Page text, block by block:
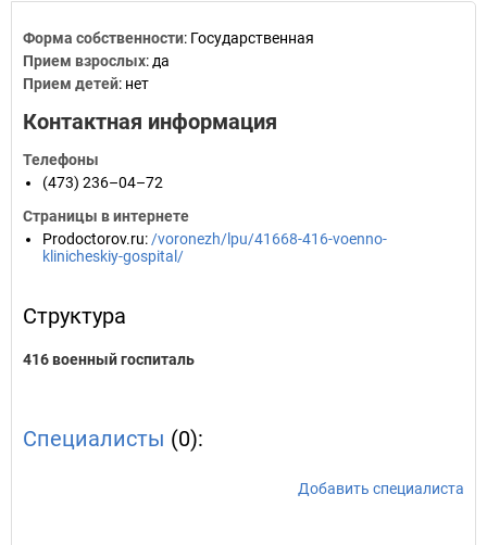
Форма собственности: Государственная
Прием взрослых: да
Прием детей: нет
Контактная информация
Телефоны
(473) 236–04–72
Страницы в интернете
Prodoctorov.ru: /voronezh/lpu/41668-416-voenno-
klinicheskiy-gospital/
Структура
416 военный госпиталь
Специалисты (0):
Добавить специалиста